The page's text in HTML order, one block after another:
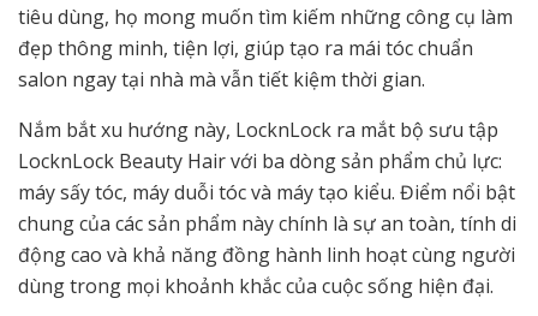
tiêu dùng, họ mong muốn tìm kiếm những công cụ làm
đẹp thông minh, tiện lợi, giúp tạo ra mái tóc chuẩn
salon ngay tại nhà mà vẫn tiết kiệm thời gian.
Nắm bắt xu hướng này, LocknLock ra mắt bộ sưu tập
LocknLock Beauty Hair với ba dòng sản phẩm chủ lực:
máy sấy tóc, máy duỗi tóc và máy tạo kiểu. Điểm nổi bật
chung của các sản phẩm này chính là sự an toàn, tính di
động cao và khả năng đồng hành linh hoạt cùng người
dùng trong mọi khoảnh khắc của cuộc sống hiện đại.